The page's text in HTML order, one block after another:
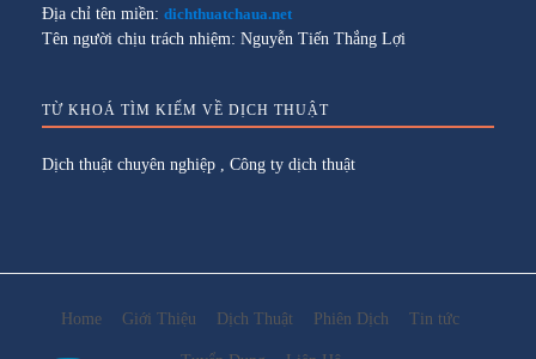
Địa chỉ tên miền: dichthuatchaua.net
Tên người chịu trách nhiệm: Nguyễn Tiến Thắng Lợi
TỪ KHOÁ TÌM KIẾM VỀ DỊCH THUẬT
Dịch thuật chuyên nghiệp , Công ty dịch thuật
Home Giới Thiệu Dịch Thuật Phiên Dịch Tin tức